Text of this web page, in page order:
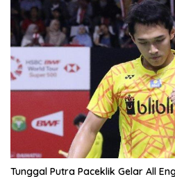
Tunggal Putra Paceklik Gelar All